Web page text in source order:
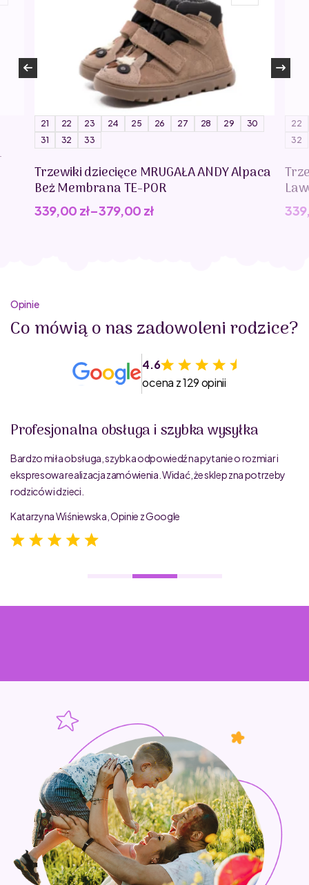
ich zakładanie i ściąganie oraz uczy dzieci samodzielności.
21 22 23 24 25 26 27 28 29
30
31
32 33
Trzewiki dziecięce MRUGAŁA ANDY Alpaca
Beż Membrana TE-POR
339,00 zł–379,00 zł
22
32
Opinie
Co mówią o nas zadowoleni rodzice?
4.6
ocena z 129 opinii
Profesjonalna obsługa i szybka wysyłka
Bardzo miła obsługa, szybka odpowiedź na pytanie o rozmiar i
ekspresowa realizacja zamówienia. Widać, że sklep zna potrzeby
rodziców i dzieci.
Katarzyna Wiśniewska, Opinie z Google